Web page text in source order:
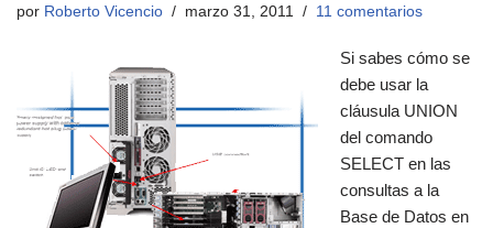
por Roberto Vicencio marzo 31, 2011 11 comentarios
Si sabes cómo se
debe usar la
cláusula UNION
del comando
SELECT en las
consultas a la
Base de Datos en